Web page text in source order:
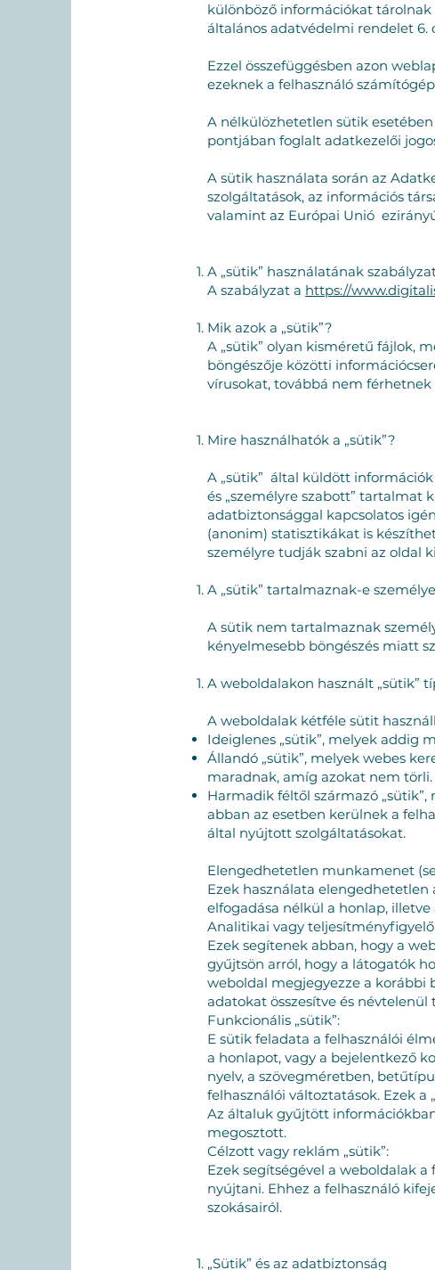
különböző információkat tárolnak
általános adatvédelmi rendelet 6.
Ezzel összefüggésben azon
ezeknek a felhasználó
A nélkülözhetetlen sütik
pontjában foglalt adatkezelői
A sütik használata során az
szolgáltatások, az információs
valamint az Európai Unió
A „sütik” használatának
A szabályzat a https://
Mik azok a „sütik”?
A „sütik” olyan kisméretű fájlok,
böngészője közötti
vírusokat, továbbá nem
Mire használhatók a „sütik”?
A „sütik” által küldött
és „személyre szabott” tartalmat
adatbiztonsággal kapcsolatos
(anonim) statisztikákat is
személyre tudják szabni az oldal
A „sütik” tartalmaznak-e
A sütik nem tartalmaznak
kényelmesebb böngészés miatt
A weboldalakon használt „sütik”
A weboldalak kétféle sütit
Ideiglenes „sütik”, melyek addig
Állandó „sütik”, melyek webes
maradnak, amíg azokat nem törli.
Harmadik féltől származó
abban az esetben kerülnek a
által nyújtott szolgáltatásokat.
Elengedhetetlen munkamenet
Ezek használata
elfogadása nélkül a honlap,
Analitikai vagy teljesítményfigyelő
Ezek segítenek abban, hogy a
gyűjtsön arról, hogy a látogatók
weboldal megjegyezze a korábbi
adatokat összesítve és névtelenül
Funkcionális „sütik”:
E sütik feladata a felhasználói
a honlapot, vagy a bejelentkező
nyelv, a szövegméretben,
felhasználói változtatások. Ezek
Az általuk gyűjtött
megosztott.
Célzott vagy reklám „sütik”:
Ezek segítségével a weboldalak
nyújtani. Ehhez a felhasználó
szokásairól.
„Sütik” és az adatbiztonság